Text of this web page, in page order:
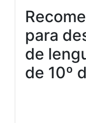
para
de
de 10º